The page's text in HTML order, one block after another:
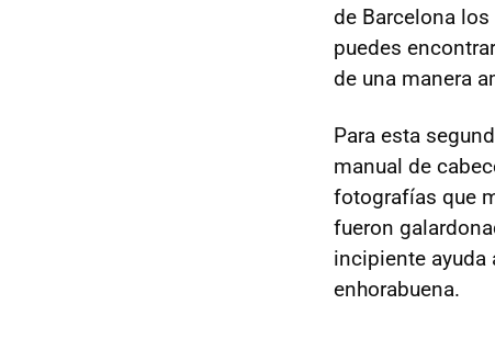
de Barcelona
puedes
de una manera
Para esta
manual de
fotografías que
fueron
incipiente ayuda
enhorabuena.